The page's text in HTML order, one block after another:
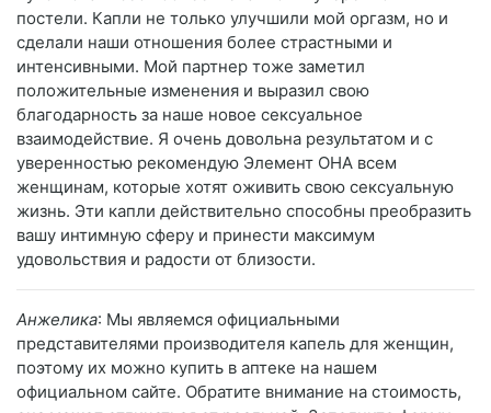
постели. Капли не только улучшили мой оргазм, но и
сделали наши отношения более страстными и
интенсивными. Мой партнер тоже заметил
положительные изменения и выразил свою
благодарность за наше новое сексуальное
взаимодействие. Я очень довольна результатом и с
уверенностью рекомендую Элемент ОНА всем
женщинам, которые хотят оживить свою сексуальную
жизнь. Эти капли действительно способны преобразить
вашу интимную сферу и принести максимум
удовольствия и радости от близости.
Анжелика: Мы являемся официальными
представителями производителя капель для женщин,
поэтому их можно купить в аптеке на нашем
официальном сайте. Обратите внимание на стоимость,